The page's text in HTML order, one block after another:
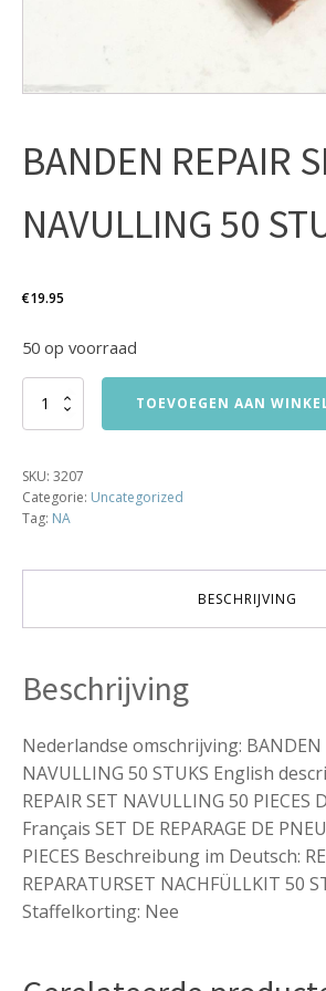
BANDEN REPAIR
NAVULLING 50
€19.95
50 op voorraad
BANDEN
50
STUKS
aantal
TOEVOEGEN AAN
SKU: 3207
Categorie: Uncategorized
Tag: NA
BESCHRIJVING
Beschrijving
Nederlandse omschrijving: BANDEN
NAVULLING 50 STUKS English
REPAIR SET NAVULLING 50
Français SET DE REPARAGE DE
PIECES Beschreibung im Deutsch:
REPARATURSET NACHFÜLLKIT 50
Staffelkorting: Nee